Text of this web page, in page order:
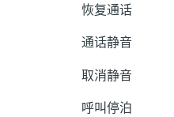
恢复通话
通话静音
取消静音
呼叫停泊